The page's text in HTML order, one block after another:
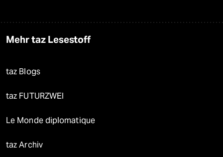
Mehr taz Lesestoff
taz Blogs
taz FUTURZWEI
Le Monde diplomatique
taz Archiv